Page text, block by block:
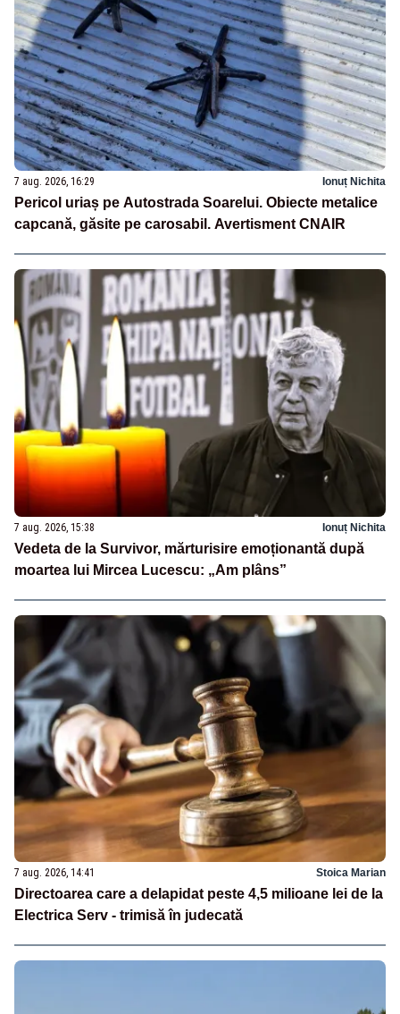
7 aug. 2026, 16:29 Ionuț Nichita
Pericol uriaș pe Autostrada Soarelui. Obiecte metalice
capcană, găsite pe carosabil. Avertisment CNAIR
7 aug. 2026, 15:38 Ionuț Nichita
Vedeta de la Survivor, mărturisire emoționantă după
moartea lui Mircea Lucescu: „Am plâns”
7 aug. 2026, 14:41 Stoica Marian
Directoarea care a delapidat peste 4,5 milioane lei de la
Electrica Serv - trimisă în judecată